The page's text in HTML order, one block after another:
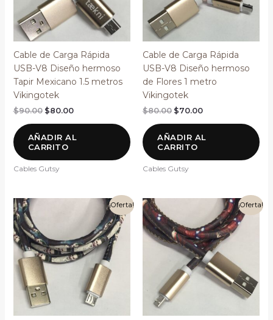
Cable de Carga Rápida
USB-V8 Diseño hermoso
Tapir Mexicano 1.5 metros
Vikingotek
$90.00 $80.00
AÑADIR AL
CARRITO
Cables Gutsy
Cable de Carga Rápida
USB-V8 Diseño hermoso
de Flores 1 metro
Vikingotek
$80.00 $70.00
AÑADIR AL
CARRITO
Cables Gutsy
¡Oferta!
$80.00.$70.00.
¡Oferta!
original
era:
$80.00.
precio
actual
es:
$70.00.